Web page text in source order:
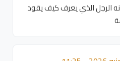
أنه الرجل الذي يعرف كيف يقود